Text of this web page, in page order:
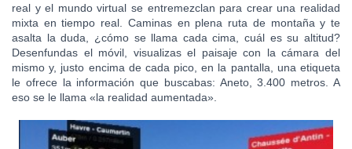
real y el mundo virtual se entremezclan para crear una realidad
mixta en tiempo real. Caminas en plena ruta de montaña y te
asalta la duda, ¿cómo se llama cada cima, cuál es su altitud?
Desenfundas el móvil, visualizas el paisaje con la cámara del
mismo y, justo encima de cada pico, en la pantalla, una etiqueta
le ofrece la información que buscabas: Aneto, 3.400 metros. A
eso se le llama «la realidad aumentada».